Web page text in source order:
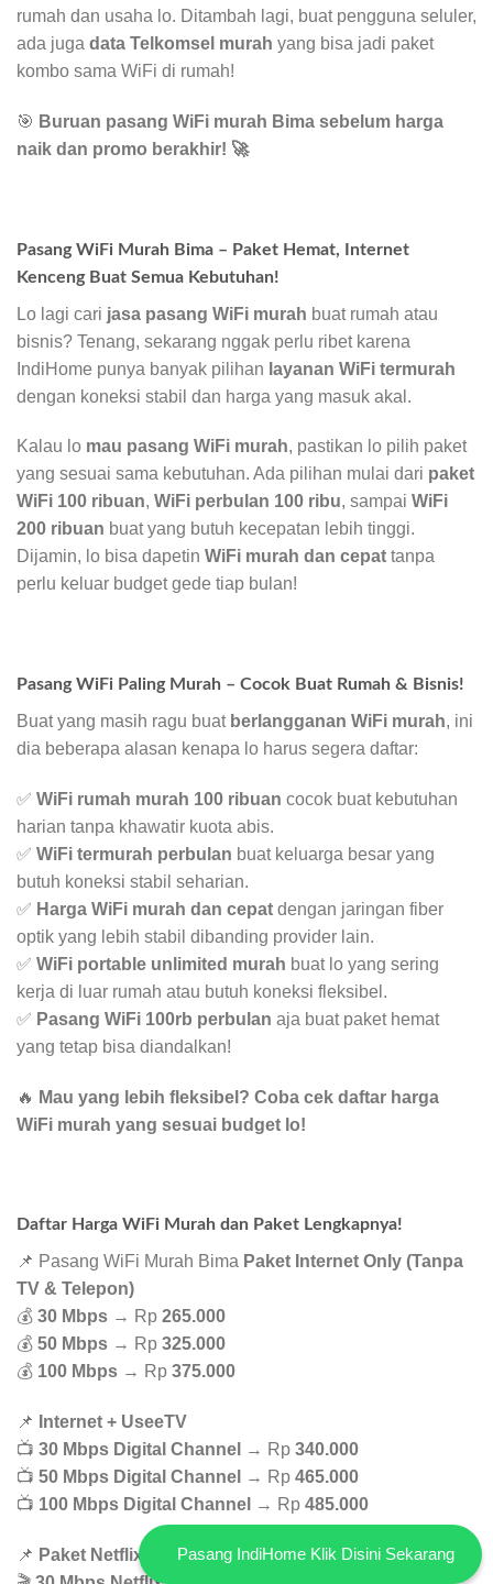
rumah dan usaha lo. Ditambah lagi, buat pengguna seluler,
ada juga data Telkomsel murah yang bisa jadi paket
kombo sama WiFi di rumah!
🎯 Buruan pasang WiFi murah Bima sebelum harga
naik dan promo berakhir! 🚀
Pasang WiFi Murah Bima – Paket Hemat, Internet
Kenceng Buat Semua Kebutuhan!
Lo lagi cari jasa pasang WiFi murah buat rumah atau
bisnis? Tenang, sekarang nggak perlu ribet karena
IndiHome punya banyak pilihan layanan WiFi termurah
dengan koneksi stabil dan harga yang masuk akal.
Kalau lo mau pasang WiFi murah, pastikan lo pilih paket
yang sesuai sama kebutuhan. Ada pilihan mulai dari paket
WiFi 100 ribuan, WiFi perbulan 100 ribu, sampai WiFi
200 ribuan buat yang butuh kecepatan lebih tinggi.
Dijamin, lo bisa dapetin WiFi murah dan cepat tanpa
perlu keluar budget gede tiap bulan!
Pasang WiFi Paling Murah – Cocok Buat Rumah & Bisnis!
Buat yang masih ragu buat berlangganan WiFi murah, ini
dia beberapa alasan kenapa lo harus segera daftar:
✅ WiFi rumah murah 100 ribuan cocok buat kebutuhan
harian tanpa khawatir kuota abis.
✅ WiFi termurah perbulan buat keluarga besar yang
butuh koneksi stabil seharian.
✅ Harga WiFi murah dan cepat dengan jaringan fiber
optik yang lebih stabil dibanding provider lain.
✅ WiFi portable unlimited murah buat lo yang sering
kerja di luar rumah atau butuh koneksi fleksibel.
✅ Pasang WiFi 100rb perbulan aja buat paket hemat
yang tetap bisa diandalkan!
🔥 Mau yang lebih fleksibel? Coba cek daftar harga
WiFi murah yang sesuai budget lo!
Daftar Harga WiFi Murah dan Paket Lengkapnya!
📌 Pasang WiFi Murah Bima Paket Internet Only (Tanpa
TV & Telepon)
💰 30 Mbps → Rp 265.000
💰 50 Mbps → Rp 325.000
💰 100 Mbps → Rp 375.000
📌
Internet + UseeTV
📺 30 Mbps Digital Channel → Rp 340.000
📺 50 Mbps Digital Channel → Rp 465.000
📺 100 Mbps Digital Channel → Rp 485.000
📌 Paket Netflix & Disney+ HotstarPasang IndiHome Klik Disini Sekarang